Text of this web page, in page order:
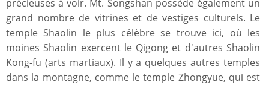
précieuses à voir. Mt. Songshan possède également un
grand nombre de vitrines et de vestiges culturels. Le
temple Shaolin le plus célèbre se trouve ici, où les
moines Shaolin exercent le Qigong et d'autres Shaolin
Kong-fu (arts martiaux). Il y a quelques autres temples
dans la montagne, comme le temple Zhongyue, qui est